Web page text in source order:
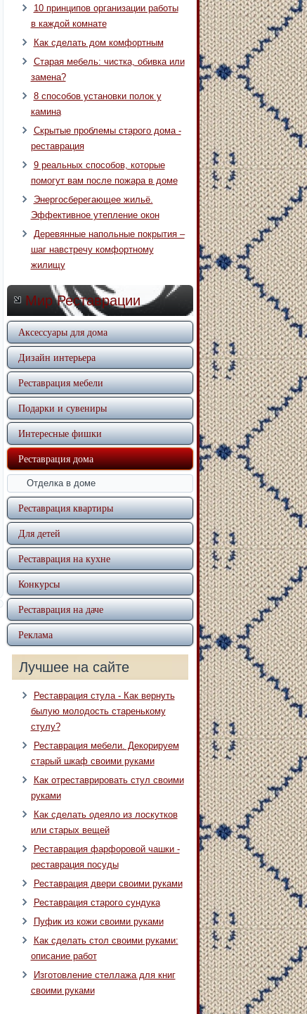
10 принципов организации работы
в каждой комнате
Как сделать дом комфортным
Старая мебель: чистка, обивка или
замена?
8 способов установки полок у
камина
Скрытые проблемы старого дома -
реставрация
9 реальных способов, которые
помогут вам после пожара в доме
Энергосберегающее жильё.
Эффективное утепление окон
Деревянные напольные покрытия –
шаг навстречу комфортному
жилищу
Мир Реставрации
Аксессуары для дома
Дизайн интерьера
Реставрация мебели
Подарки и сувениры
Интересные фишки
Реставрация дома
Отделка в доме
Реставрация квартиры
Для детей
Реставрация на кухне
Конкурсы
Реставрация на даче
Реклама
Лучшее на сайте
Реставрация стула - Как вернуть
былую молодость старенькому
стулу?
Реставрация мебели. Декорируем
старый шкаф своими руками
Как отреставрировать стул своими
руками
Как сделать одеяло из лоскутков
или старых вещей
Реставрация фарфоровой чашки -
реставрация посуды
Реставрация двери своими руками
Реставрация старого сундука
Пуфик из кожи своими руками
Как сделать стол своими руками:
описание работ
Изготовление стеллажа для книг
своими руками